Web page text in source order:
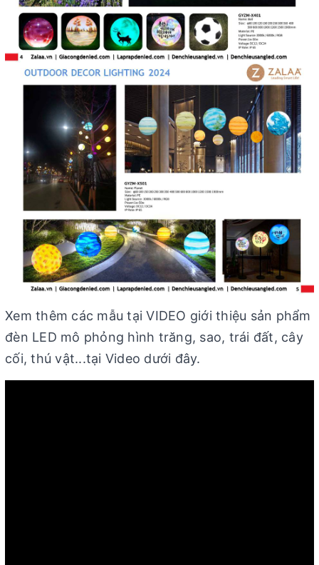
Xem thêm các mẫu tại VIDEO giới thiệu sản phẩm
đèn LED mô phỏng hình trăng, sao, trái đất, cây
cối, thú vật...tại Video dưới đây.